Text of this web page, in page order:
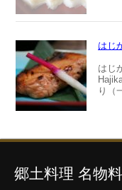
はじ
はじ
り（
郷土料理 名物